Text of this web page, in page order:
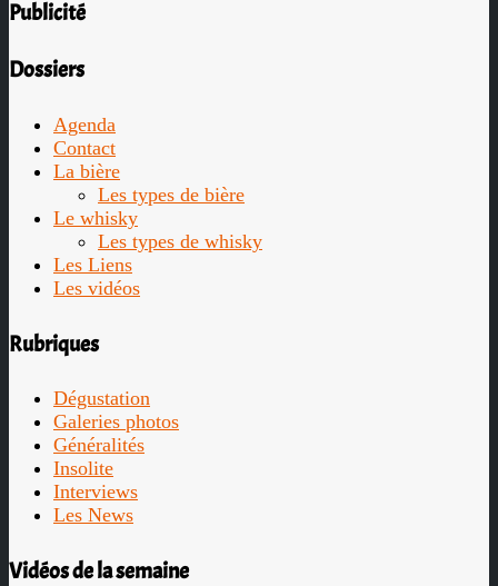
Publicité
Dossiers
Agenda
Contact
La bière
Les types de bière
Le whisky
Les types de whisky
Les Liens
Les vidéos
Rubriques
Dégustation
Galeries photos
Généralités
Insolite
Interviews
Les News
Vidéos de la semaine